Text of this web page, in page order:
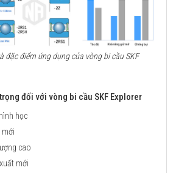
đặc điểm ứng dụng của vòng bi cầu SKF
đối với vòng bi cầu SKF Explorer
học
mới
cao
mới